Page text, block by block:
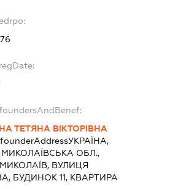
ТЕТЯНА ВІКТОРІВНА
УКРАЇНА,
МИКОЛАЇВСЬКА ОБЛ.,
ВУЛИЦЯ
БУДИНОК 11, КВАРТИРА